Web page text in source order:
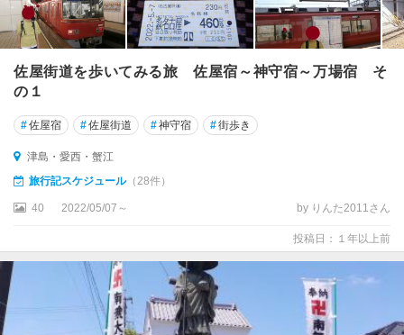
佐屋街道を歩いてみる旅 佐屋宿～神守宿～万場宿 そ
の１
#佐屋宿 #佐屋街道 #神守宿 #街歩き
津島・愛西・蟹江
旅行記スケジュール（28件）
40 2022/05/07～ by りんた2011さん
投稿日：１年以上前